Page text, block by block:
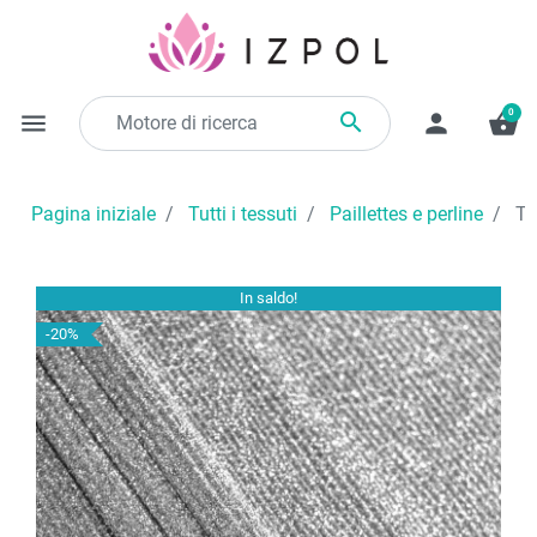
menu  person shopping_basket
0
Pagina iniziale Tutti i tessuti Paillettes e perline
In saldo!
-20%